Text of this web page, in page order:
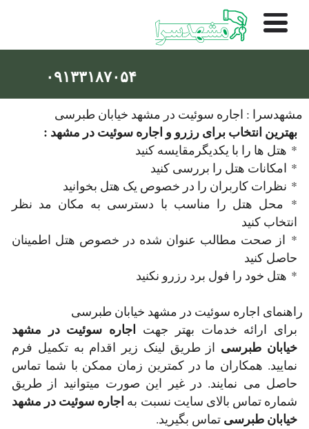
۰۹۱۳۳۱۸۷۰۵۴
مشهدسرا : اجاره سوئیت در مشهد خیابان طبرسی
بهترین انتخاب برای رزرو و اجاره سوئیت در مشهد :
* هتل ها را با یکدیگرمقایسه کنید
* امکانات هتل را بررسی کنید
* نظرات کاربران را در خصوص یک هتل بخوانید
* محل هتل را مناسب با دسترسی به مکان مد نظر
انتخاب کنید
* از صحت مطالب عنوان شده در خصوص هتل اطمینان
حاصل کنید
* هتل خود را فول برد رزرو نکنید
راهنمای اجاره سوئیت در مشهد خیابان طبرسی
برای ارائه خدمات بهتر جهت اجاره سوئیت در مشهد
خیابان طبرسی از طریق لینک زیر اقدام به تکمیل فرم
نمایید. همکاران ما در کمترین زمان ممکن با شما تماس
حاصل می نمایند. در غیر این صورت میتوانید از طریق
شماره تماس بالای سایت نسبت به اجاره سوئیت در مشهد
خیابان طبرسی تماس بگیرید.